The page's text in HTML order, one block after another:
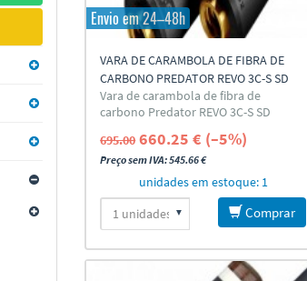
Envio em 24–48h
VARA DE CARAMBOLA DE FIBRA DE
CARBONO PREDATOR REVO 3C-S SD
Vara de carambola de fibra de
carbono Predator REVO 3C-S SD
695.00 660.25 € (–5%)
Preço sem IVA: 545.66 €
unidades em estoque: 1
Comprar